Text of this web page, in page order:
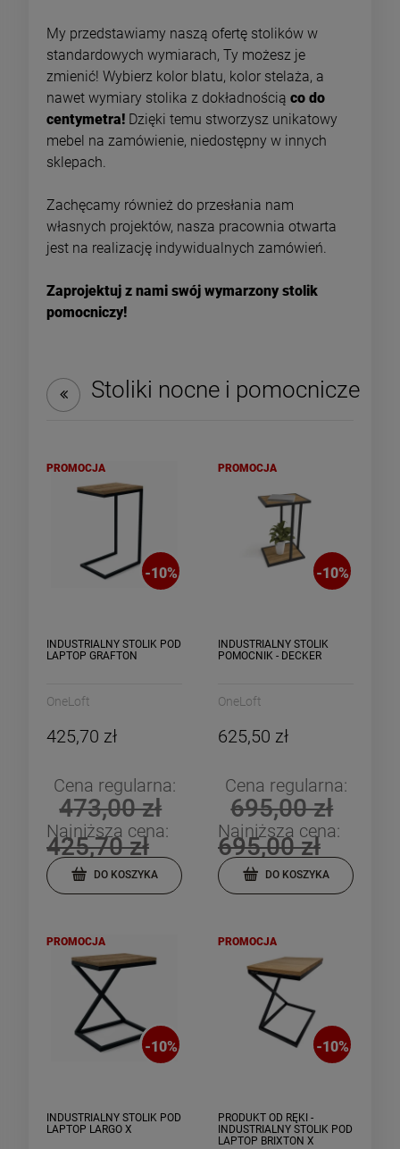
819,50 zł
Najniższa cena:
819,50 zł
DO KOSZYKA
4 070,00 zł
Najniższa cena:
3 663,00 zł
DO KOSZYKA
My przedstawiamy naszą ofertę stolików w
standardowych wymiarach, Ty możesz je
zmienić! Wybierz kolor blatu, kolor stelaża, a
nawet wymiary stolika z dokładnością co do
centymetra! Dzięki temu stworzysz unikatowy
mebel na zamówienie, niedostępny w innych
sklepach.
Zachęcamy również do przesłania nam
własnych projektów, nasza pracownia otwarta
jest na realizację indywidualnych zamówień.
Zaprojektuj z nami swój wymarzony stolik
pomocniczy!
Stoliki nocne i pomocnicze
-10%
INDUSTRIALNY STOLIK POD
LAPTOP GRAFTON
OneLoft
425,70 zł
Cena regularna:
473,00 zł
Najniższa cena:
425,70 zł
DO KOSZYKA
PROMOCJA
-10%
INDUSTRIALNY STOLIK
POMOCNIK - DECKER
OneLoft
625,50 zł
Cena regularna:
695,00 zł
Najniższa cena:
695,00 zł
DO KOSZYKA
PROMOCJA
-10%
INDUSTRIALNY STOLIK POD
LAPTOP LARGO X
PROMOCJA
-10%
PRODUKT OD RĘKI -
INDUSTRIALNY STOLIK POD
LAPTOP BRIXTON X
PROMOCJA